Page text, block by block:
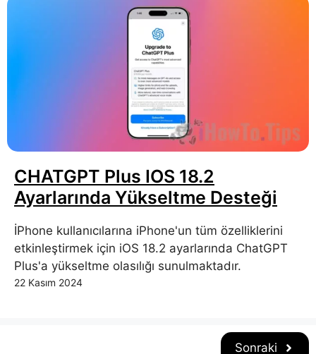
CHATGPT Plus IOS 18.2
Ayarlarında Yükseltme Desteği
İPhone kullanıcılarına iPhone'un tüm özelliklerini
etkinleştirmek için iOS 18.2 ayarlarında ChatGPT
Plus'a yükseltme olasılığı sunulmaktadır.
22 Kasım 2024
Sonraki